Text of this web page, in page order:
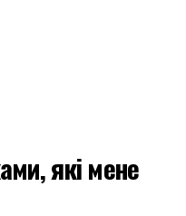
які мене